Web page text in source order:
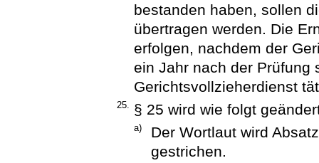
bestanden haben, sollen
übertragen werden. Die
erfolgen, nachdem der
ein Jahr nach der Prüfung
Gerichtsvollzieherdienst
25. § 25 wird wie folgt
a)
Der Wortlaut wird
gestrichen.